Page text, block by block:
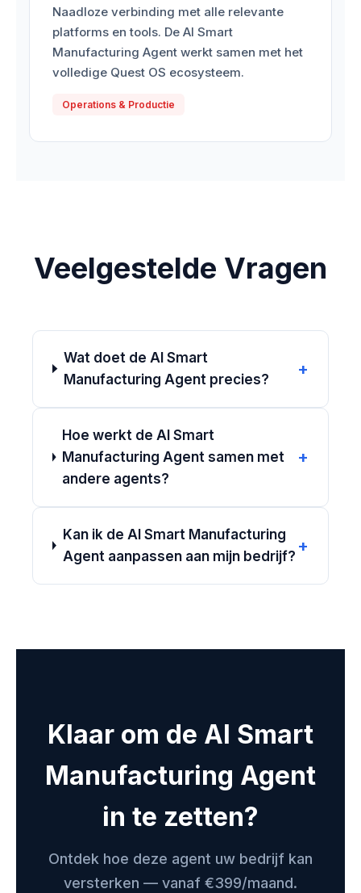
Naadloze verbinding met alle relevante
platforms en tools. De AI Smart
Manufacturing Agent werkt samen met het
volledige Quest OS ecosysteem.
Operations & Productie
Veelgestelde Vragen
Wat doet de AI Smart
Manufacturing Agent precies?
+
Hoe werkt de AI Smart
Manufacturing Agent samen met
andere agents?
+
Kan ik de AI Smart Manufacturing
Agent aanpassen aan mijn bedrijf?
+
Klaar om de AI Smart
Manufacturing Agent
in te zetten?
Ontdek hoe deze agent uw bedrijf kan
versterken — vanaf €399/maand.